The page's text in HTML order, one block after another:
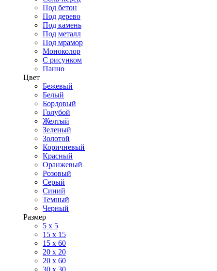
Под бетон
Под дерево
Под камень
Под металл
Под мрамор
Моноколор
С рисунком
Панно
Цвет
Бежевый
Белый
Бордовый
Голубой
Желтый
Зеленый
Золотой
Коричневый
Красный
Оранжевый
Розовый
Серый
Синий
Темный
Черный
Размер
5 x 5
15 x 15
15 x 60
20 х 20
20 x 60
30 х 30